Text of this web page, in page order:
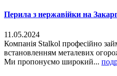
Перила з нержавійки на
11.05.2024
Компанія Stalkol професійно
встановленням металевих
Ми пропонуємо широкий...